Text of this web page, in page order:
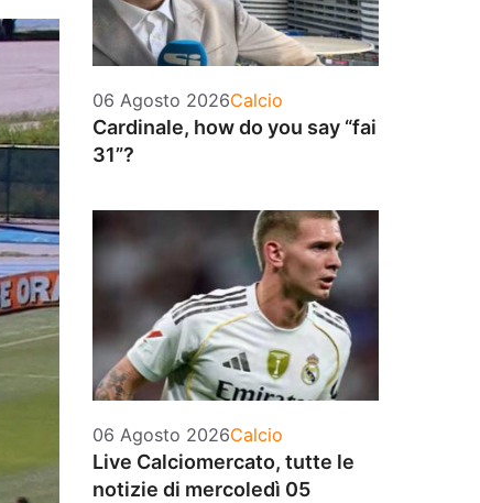
06 Agosto 2026Categorie
Calcio
Cardinale, how do you say “fai
31”?
06 Agosto 2026Categorie
Calcio
Live Calciomercato, tutte le
notizie di mercoledì 05